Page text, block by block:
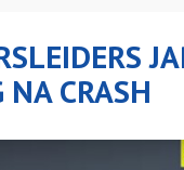
NA CRASH